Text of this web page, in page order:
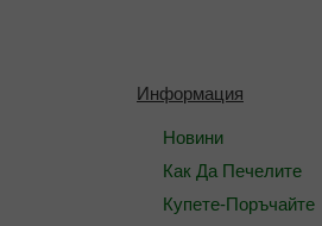
Информация
Новини
Как Да Печелите
Купете-Поръчайте